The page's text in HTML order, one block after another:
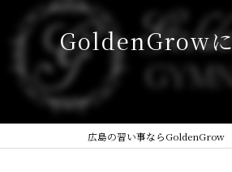
GoldenGrow
広島の習い事ならGoldenGrow